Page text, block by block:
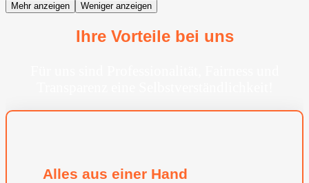
Mehr anzeigen Weniger anzeigen
Ihre Vorteile bei uns
Alles aus einer Hand